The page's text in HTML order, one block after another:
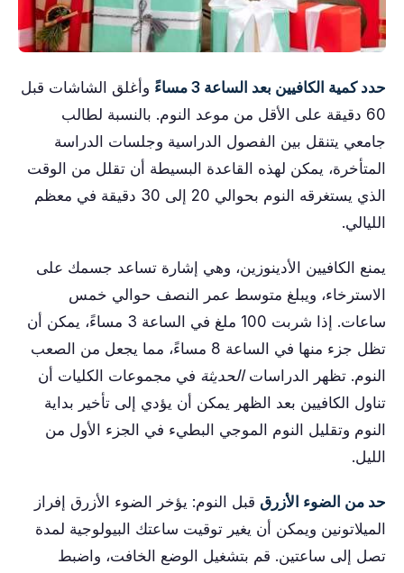
حدد كمية الكافيين بعد الساعة 3 مساءً
وأغلق الشاشات قبل
60 دقيقة على الأقل من موعد النوم. بالنسبة لطالب
جامعي يتنقل بين الفصول الدراسية وجلسات الدراسة
المتأخرة، يمكن لهذه القاعدة البسيطة أن تقلل من الوقت
الذي يستغرقه النوم بحوالي 20 إلى 30 دقيقة في معظم
الليالي.
يمنع الكافيين الأدينوزين، وهي إشارة تساعد جسمك على
الاسترخاء، ويبلغ متوسط عمر النصف حوالي خمس
ساعات. إذا شربت 100 ملغ في الساعة 3 مساءً، يمكن أن
تظل جزء منها في الساعة 8 مساءً، مما يجعل من الصعب
النوم. تظهر الدراساتالحديثة في مجموعات الكليات أن
تناول الكافيين بعد الظهر يمكن أن يؤدي إلى تأخير بداية
النوم وتقليل النوم الموجي البطيء في الجزء الأول من
الليل.
حد من الضوء الأزرق قبل النوم: يؤخر الضوء الأزرق إفراز
الميلاتونين ويمكن أن يغير توقيت ساعتك البيولوجية لمدة
تصل إلى ساعتين. قم بتشغيل الوضع الخافت، واضبط